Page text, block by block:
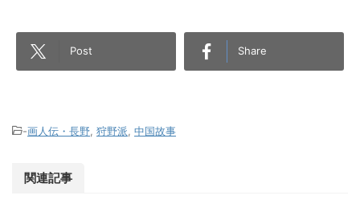
Post Share
-画人伝・長野 狩野派 中国故事
関連記事